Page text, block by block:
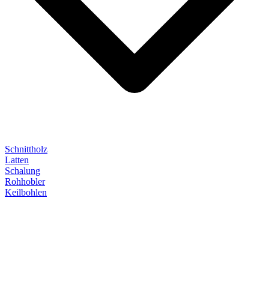
Schnittholz
Latten
Schalung
Rohhobler
Keilbohlen